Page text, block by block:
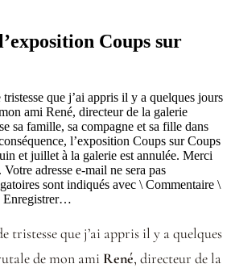
Coups sur
que j’ai appris il y a quelques jours
ami René, directeur de la galerie
sa famille, sa compagne et sa fille dans
l’exposition Coups sur Coups
et juillet à la galerie est annulée. Merci
adresse e-mail ne sera pas
sont indiqués avec \ Commentaire \
Enregistrer…
tristesse que j’ai appris il y a quelques
de mon ami René, directeur de la